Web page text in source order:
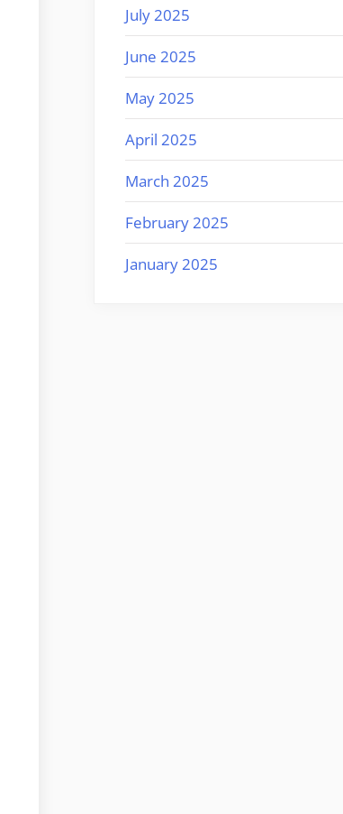
July 2025
June 2025
May 2025
April 2025
March 2025
February 2025
January 2025